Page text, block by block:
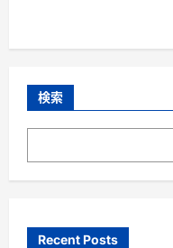
検索
Recent Posts